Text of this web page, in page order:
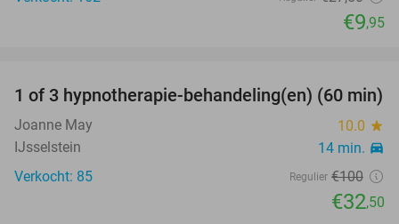
€9,95
68%
1 of 3 hypnotherapie-behandeling(en) (60 min)
Joanne May 10.0 star
IJsselstein 14 min. directions_car
Verkocht: 85 Regulier €100
€32,50